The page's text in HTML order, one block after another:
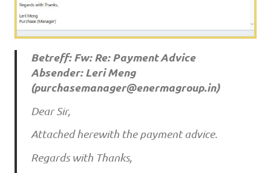
Betreff: Fw: Re: Payment Advice
Absender: Leri Meng
(purchasemanager@enermagroup.in)
Dear Sir,
Attached herewith the payment advice.
Regards with Thanks,